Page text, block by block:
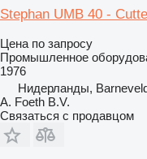
Stephan UMB 40 -
Цена по запросу
Промышленное
1976
Нидерланды,
A. Foeth B.V.
Связаться с продавцом